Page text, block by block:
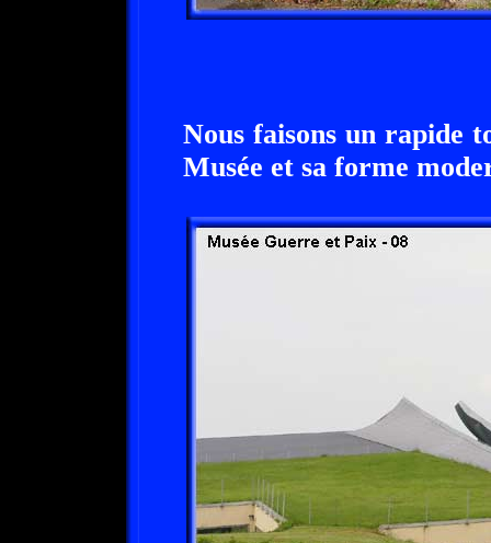
Nous faisons un rapide
Musée et sa forme